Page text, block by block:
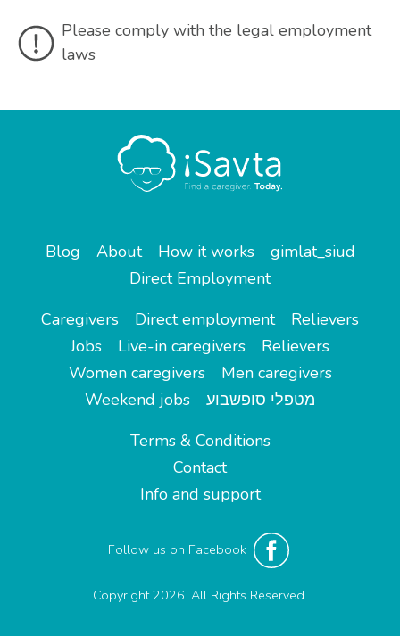
Please comply with the legal employment
laws
Blog About How it works
gimlat_siud
Direct Employment
Caregivers
Direct employment
Relievers
Jobs
Live-in caregivers
Relievers
Women caregivers
Men caregivers
Weekend jobs
מטפלי סופשבוע
Terms & Conditions
Contact
Info and support
Follow us on Facebook
Copyright 2026. All Rights Reserved.